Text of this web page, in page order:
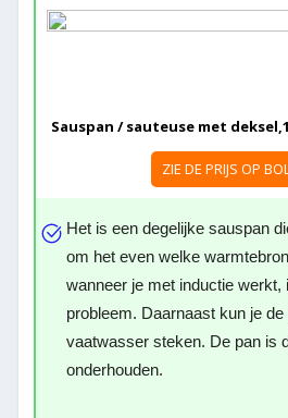
Sauspan / sauteuse met
ZIE DE PRIJS OP
Het is een degelijke sauspan
om het even welke
wanneer je met inductie werkt,
probleem. Daarnaast kun je
vaatwasser steken. De pan is
onderhouden.